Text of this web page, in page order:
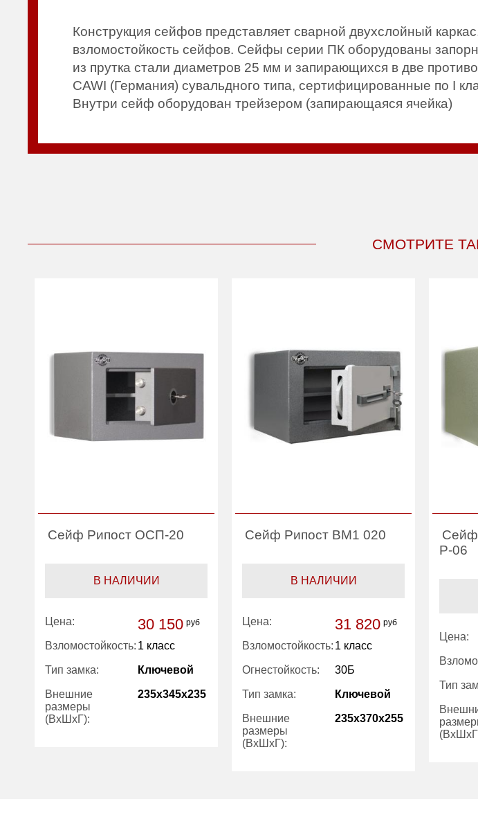
Конструкция сейфов представляет сварной двухслойный
взломостойкость сейфов. Сейфы серии ПК оборудованы
из прутка стали диаметров 25 мм и запирающихся в две
СAWI (Германия) сувальдного типа, сертифицированные по I
Внутри сейф оборудован трейзером (запирающаяся ячейка)
СМОТРИТЕ
Сейф Рипост ОСП-20
В НАЛИЧИИ
Цена: 30 150 руб
Взломостойкость: 1 класс
Тип замка: Ключевой
Внешние
размеры
(ВхШхГ):
235x345x235
Сейф Рипост ВМ1 020
В НАЛИЧИИ
Цена: 31 820 руб
Взломостойкость: 1 класс
Огнестойкость: 30Б
Тип замка: Ключевой
Внешние
размеры
(ВхШхГ):
235x370x255
Сейф
Р-06
Цена:
Тип